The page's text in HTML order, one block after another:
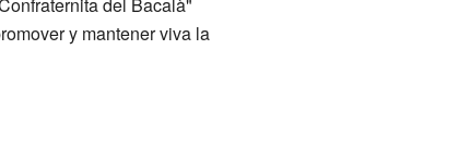
y mantener viva la